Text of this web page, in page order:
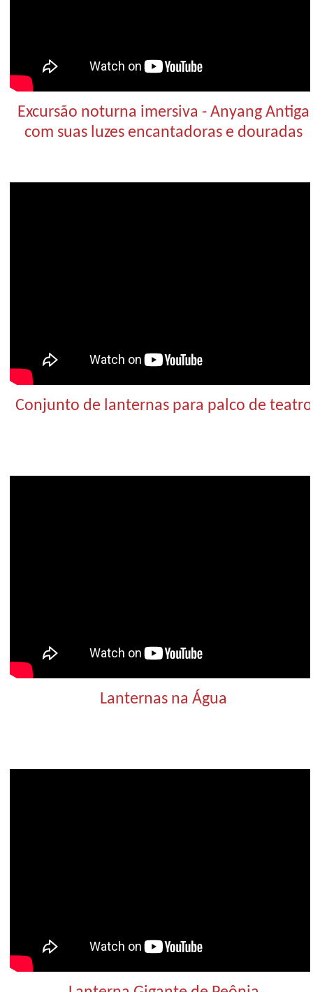
Excursão noturna imersiva - Anyang Antiga
com suas luzes encantadoras e douradas
Conjunto de lanternas para palco de teatro
Lanternas na Água